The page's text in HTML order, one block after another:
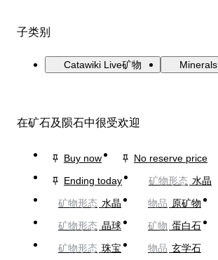
子类别
Catawiki Live矿物 Minerals
在矿石及陨石中很受欢迎
Buy now
No reserve price
Ending today
矿物形态 水晶
矿物形态 水晶 物品 原矿物
矿物形态 晶球 矿物 蛋白石
矿物形态 珠宝 物品 玄学石